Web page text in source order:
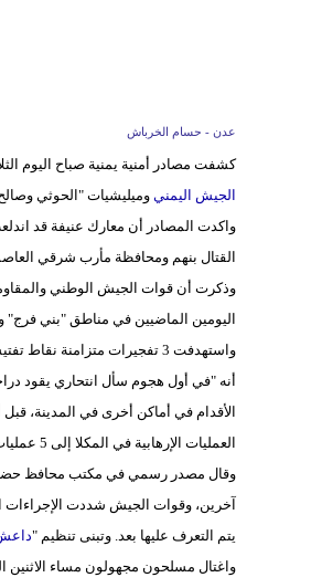
عدن - حسام الخرباش
كشفت مصادر أمنية يمنية صباح اليوم
الجيش اليمنيوميليشيات "الحوثي
واكدت المصادر أن معارك عنيفة قد
القتال بنهم ومحافظة مأرب شرقي العاصمة صنعاء. وقد قتل 8 من
وذكرت أن قوات الجيش الوطني
اليومين الماضيين في مناطق "بني فرج"
واستهدفت 3 تفجيرات متزامنة
أنه "في أول هجوم سأل انتحاري يقود
الأقدام في أماكن أخرى في المدينة،
العمليات الإرهابية في المكلا إلى 5 عمليات.
يتم التعرف عليها بعد. وتبنى تنظيم "
واغتال مسلحون مجهولون مساء الاثنين